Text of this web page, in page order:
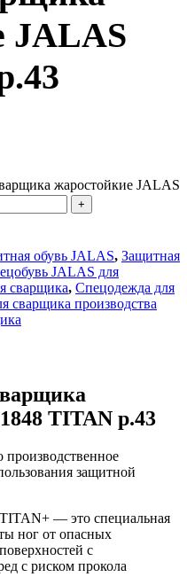
JALAS
жаростойкие JALAS
обувь JALAS, Защитная
JALAS для
сварщика, Спецодежда для
сварщика производства
TITAN р.43
защитной
— это специальная
ног от опасных
с
с риском прокола